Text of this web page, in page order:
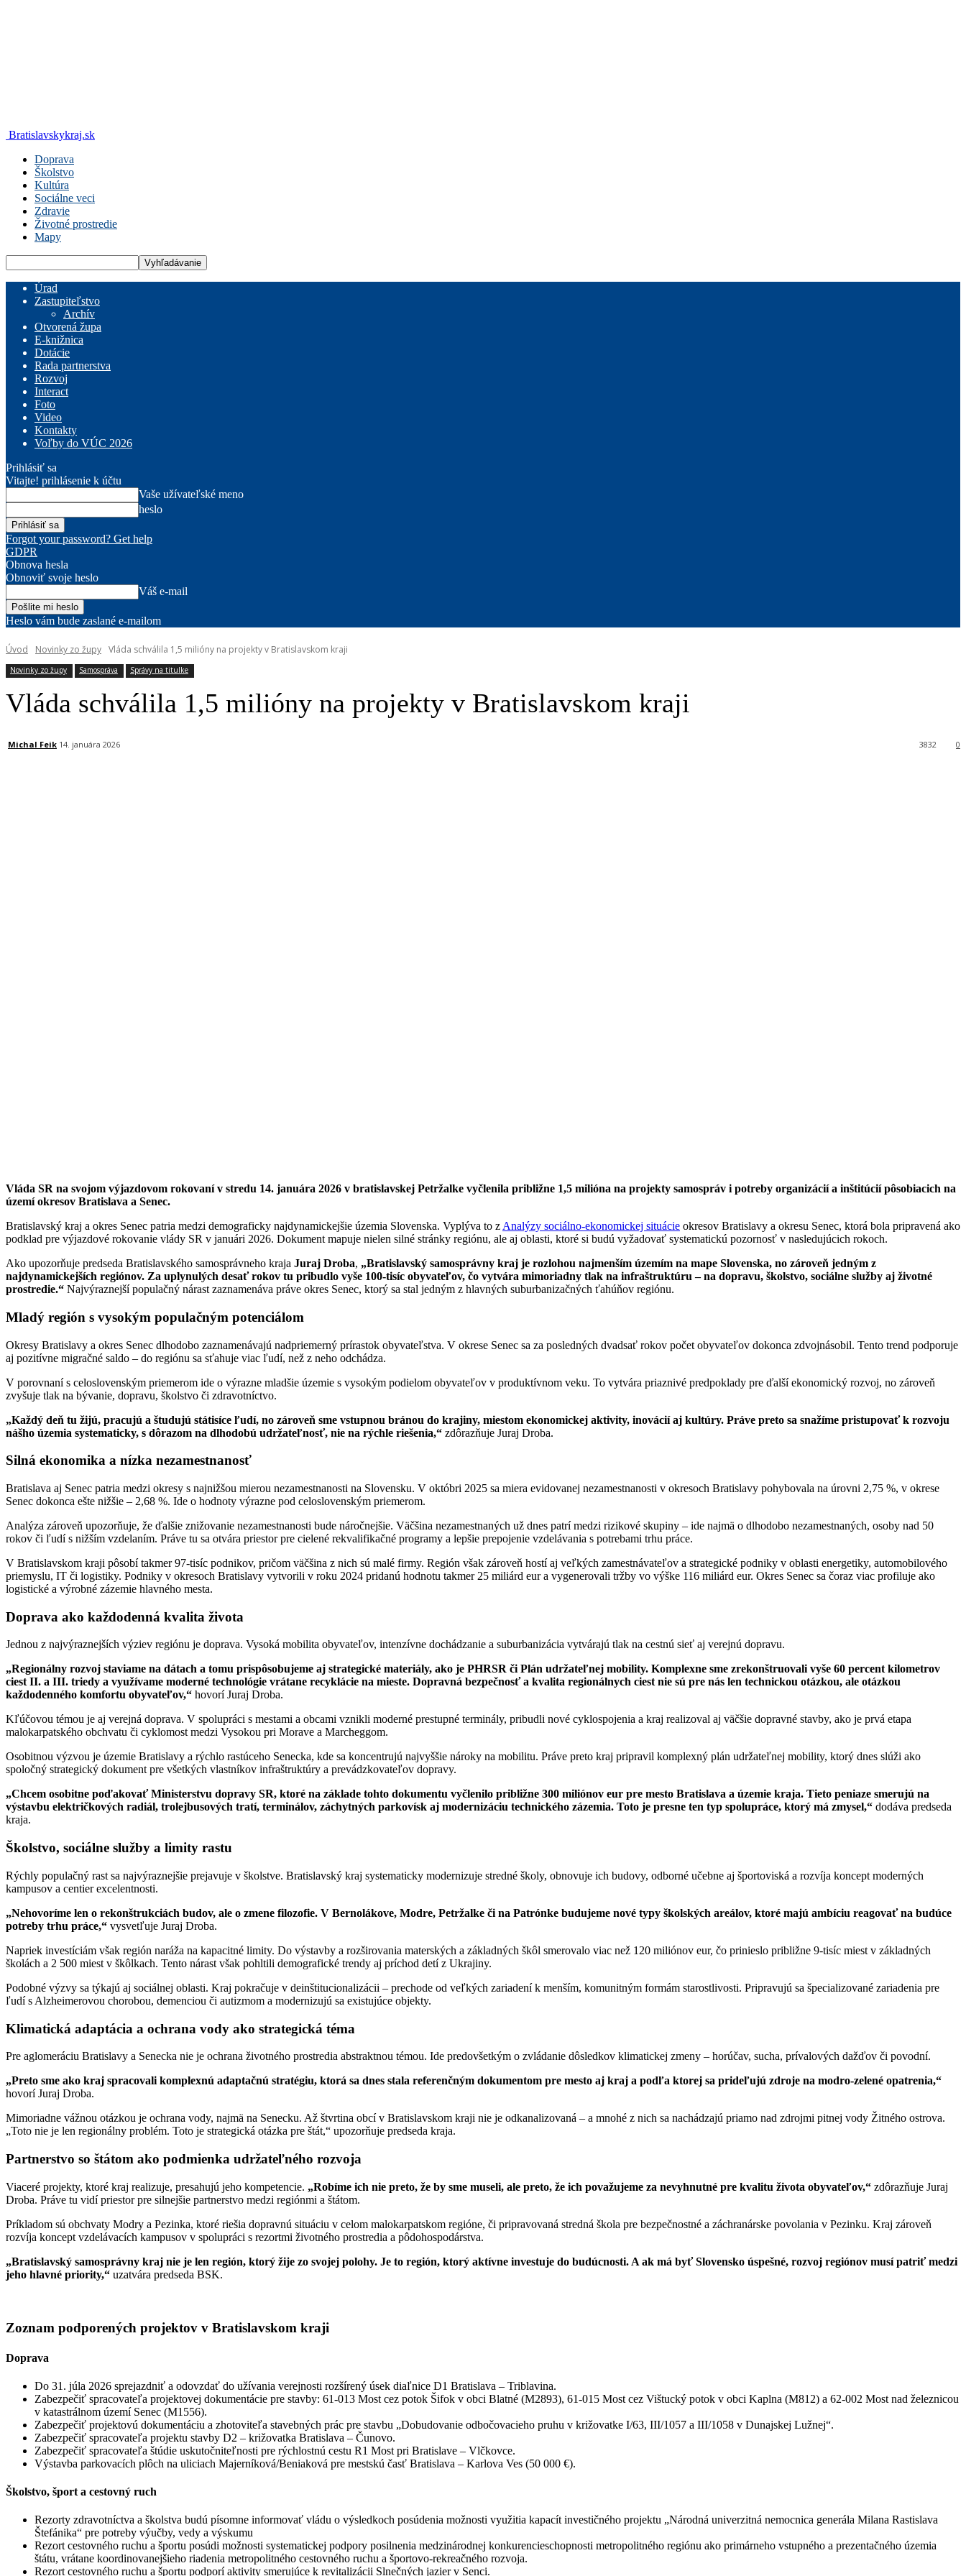
Bratislavskykraj.sk
Doprava
Školstvo
Kultúra
Sociálne veci
Zdravie
Životné prostredie
Mapy
Úrad
Zastupiteľstvo
Archív
Otvorená župa
E-knižnica
Dotácie
Rada partnerstva
Rozvoj
Interact
Foto
Video
Kontakty
Voľby do VÚC 2026
Prihlásiť sa
Vitajte! prihlásenie k účtu
Vaše užívateľské meno
heslo
Forgot your password? Get help
GDPR
Obnova hesla
Obnoviť svoje heslo
Váš e-mail
Heslo vám bude zaslané e-mailom
Úvod Novinky zo župy Vláda schválila 1,5 milióny na projekty v Bratislavskom kraji
Novinky zo župy Samospráva Správy na titulke
Vláda schválila 1,5 milióny na projekty v Bratislavskom kraji
Michal Feik 14. januára 2026 0
3832
Vláda SR na svojom výjazdovom rokovaní v stredu 14. januára 2026 v bratislavskej Petržalke vyčlenila približne 1,5 milióna na projekty samospráv i potreby organizácií a inštitúcií pôsobiacich na
území okresov Bratislava a Senec.
Bratislavský kraj a okres Senec patria medzi demograficky najdynamickejšie územia Slovenska. Vyplýva to z Analýzy sociálno-ekonomickej situácie okresov Bratislavy a okresu Senec, ktorá bola pripravená ako
podklad pre výjazdové rokovanie vlády SR v januári 2026. Dokument mapuje nielen silné stránky regiónu, ale aj oblasti, ktoré si budú vyžadovať systematickú pozornosť v nasledujúcich rokoch.
Ako upozorňuje predseda Bratislavského samosprávneho kraja Juraj Droba, „Bratislavský samosprávny kraj je rozlohou najmenším územím na mape Slovenska, no zároveň jedným z
najdynamickejších regiónov. Za uplynulých desať rokov tu pribudlo vyše 100-tisíc obyvateľov, čo vytvára mimoriadny tlak na infraštruktúru – na dopravu, školstvo, sociálne služby aj životné
prostredie.“ Najvýraznejší populačný nárast zaznamenáva práve okres Senec, ktorý sa stal jedným z hlavných suburbanizačných ťahúňov regiónu.
Mladý región s vysokým populačným potenciálom
Okresy Bratislavy a okres Senec dlhodobo zaznamenávajú nadpriemerný prírastok obyvateľstva. V okrese Senec sa za posledných dvadsať rokov počet obyvateľov dokonca zdvojnásobil. Tento trend podporuje
aj pozitívne migračné saldo – do regiónu sa sťahuje viac ľudí, než z neho odchádza.
V porovnaní s celoslovenským priemerom ide o výrazne mladšie územie s vysokým podielom obyvateľov v produktívnom veku. To vytvára priaznivé predpoklady pre ďalší ekonomický rozvoj, no zároveň
zvyšuje tlak na bývanie, dopravu, školstvo či zdravotníctvo.
„Každý deň tu žijú, pracujú a študujú státisíce ľudí, no zároveň sme vstupnou bránou do krajiny, miestom ekonomickej aktivity, inovácií aj kultúry. Práve preto sa snažíme pristupovať k rozvoju
nášho územia systematicky, s dôrazom na dlhodobú udržateľnosť, nie na rýchle riešenia,“ zdôrazňuje Juraj Droba.
Silná ekonomika a nízka nezamestnanosť
Bratislava aj Senec patria medzi okresy s najnižšou mierou nezamestnanosti na Slovensku. V októbri 2025 sa miera evidovanej nezamestnanosti v okresoch Bratislavy pohybovala na úrovni 2,75 %, v okrese
Senec dokonca ešte nižšie – 2,68 %. Ide o hodnoty výrazne pod celoslovenským priemerom.
Analýza zároveň upozorňuje, že ďalšie znižovanie nezamestnanosti bude náročnejšie. Väčšina nezamestnaných už dnes patrí medzi rizikové skupiny – ide najmä o dlhodobo nezamestnaných, osoby nad 50
rokov či ľudí s nižším vzdelaním. Práve tu sa otvára priestor pre cielené rekvalifikačné programy a lepšie prepojenie vzdelávania s potrebami trhu práce.
V Bratislavskom kraji pôsobí takmer 97-tisíc podnikov, pričom väčšina z nich sú malé firmy. Región však zároveň hostí aj veľkých zamestnávateľov a strategické podniky v oblasti energetiky, automobilového
priemyslu, IT či logistiky. Podniky v okresoch Bratislavy vytvorili v roku 2024 pridanú hodnotu takmer 25 miliárd eur a vygenerovali tržby vo výške 116 miliárd eur. Okres Senec sa čoraz viac profiluje ako
logistické a výrobné zázemie hlavného mesta.
Doprava ako každodenná kvalita života
Jednou z najvýraznejších výziev regiónu je doprava. Vysoká mobilita obyvateľov, intenzívne dochádzanie a suburbanizácia vytvárajú tlak na cestnú sieť aj verejnú dopravu.
„Regionálny rozvoj staviame na dátach a tomu prispôsobujeme aj strategické materiály, ako je PHRSR či Plán udržateľnej mobility. Komplexne sme zrekonštruovali vyše 60 percent kilometrov
ciest II. a III. triedy a využívame moderné technológie vrátane recyklácie na mieste. Dopravná bezpečnosť a kvalita regionálnych ciest nie sú pre nás len technickou otázkou, ale otázkou
každodenného komfortu obyvateľov,“ hovorí Juraj Droba.
Kľúčovou témou je aj verejná doprava. V spolupráci s mestami a obcami vznikli moderné prestupné terminály, pribudli nové cyklospojenia a kraj realizoval aj väčšie dopravné stavby, ako je prvá etapa
malokarpatského obchvatu či cyklomost medzi Vysokou pri Morave a Marcheggom.
Osobitnou výzvou je územie Bratislavy a rýchlo rastúceho Senecka, kde sa koncentrujú najvyššie nároky na mobilitu. Práve preto kraj pripravil komplexný plán udržateľnej mobility, ktorý dnes slúži ako
spoločný strategický dokument pre všetkých vlastníkov infraštruktúry a prevádzkovateľov dopravy.
„Chcem osobitne poďakovať Ministerstvu dopravy SR, ktoré na základe tohto dokumentu vyčlenilo približne 300 miliónov eur pre mesto Bratislava a územie kraja. Tieto peniaze smerujú na
výstavbu električkových radiál, trolejbusových tratí, terminálov, záchytných parkovísk aj modernizáciu technického zázemia. Toto je presne ten typ spolupráce, ktorý má zmysel,“ dodáva predseda
kraja.
Školstvo, sociálne služby a limity rastu
Rýchly populačný rast sa najvýraznejšie prejavuje v školstve. Bratislavský kraj systematicky modernizuje stredné školy, obnovuje ich budovy, odborné učebne aj športoviská a rozvíja koncept moderných
kampusov a centier excelentnosti.
„Nehovoríme len o rekonštrukciách budov, ale o zmene filozofie. V Bernolákove, Modre, Petržalke či na Patrónke budujeme nové typy školských areálov, ktoré majú ambíciu reagovať na budúce
potreby trhu práce,“ vysvetľuje Juraj Droba.
Napriek investíciám však región naráža na kapacitné limity. Do výstavby a rozširovania materských a základných škôl smerovalo viac než 120 miliónov eur, čo prinieslo približne 9-tisíc miest v základných
školách a 2 500 miest v škôlkach. Tento nárast však pohltili demografické trendy aj príchod detí z Ukrajiny.
Podobné výzvy sa týkajú aj sociálnej oblasti. Kraj pokračuje v deinštitucionalizácii – prechode od veľkých zariadení k menším, komunitným formám starostlivosti. Pripravujú sa špecializované zariadenia pre
ľudí s Alzheimerovou chorobou, demenciou či autizmom a modernizujú sa existujúce objekty.
Klimatická adaptácia a ochrana vody ako strategická téma
Pre aglomeráciu Bratislavy a Senecka nie je ochrana životného prostredia abstraktnou témou. Ide predovšetkým o zvládanie dôsledkov klimatickej zmeny – horúčav, sucha, prívalových dažďov či povodní.
„Preto sme ako kraj spracovali komplexnú adaptačnú stratégiu, ktorá sa dnes stala referenčným dokumentom pre mesto aj kraj a podľa ktorej sa prideľujú zdroje na modro-zelené opatrenia,“
hovorí Juraj Droba.
Mimoriadne vážnou otázkou je ochrana vody, najmä na Senecku. Až štvrtina obcí v Bratislavskom kraji nie je odkanalizovaná – a mnohé z nich sa nachádzajú priamo nad zdrojmi pitnej vody Žitného ostrova.
„Toto nie je len regionálny problém. Toto je strategická otázka pre štát,“ upozorňuje predseda kraja.
Partnerstvo so štátom ako podmienka udržateľného rozvoja
Viaceré projekty, ktoré kraj realizuje, presahujú jeho kompetencie. „Robíme ich nie preto, že by sme museli, ale preto, že ich považujeme za nevyhnutné pre kvalitu života obyvateľov,“ zdôrazňuje Juraj
Droba. Práve tu vidí priestor pre silnejšie partnerstvo medzi regiónmi a štátom.
Príkladom sú obchvaty Modry a Pezinka, ktoré riešia dopravnú situáciu v celom malokarpatskom regióne, či pripravovaná stredná škola pre bezpečnostné a záchranárske povolania v Pezinku. Kraj zároveň
rozvíja koncept vzdelávacích kampusov v spolupráci s rezortmi životného prostredia a pôdohospodárstva.
„Bratislavský samosprávny kraj nie je len región, ktorý žije zo svojej polohy. Je to región, ktorý aktívne investuje do budúcnosti. A ak má byť Slovensko úspešné, rozvoj regiónov musí patriť medzi
jeho hlavné priority,“ uzatvára predseda BSK.
Zoznam podporených projektov v Bratislavskom kraji
Doprava
Do 31. júla 2026 sprejazdniť a odovzdať do užívania verejnosti rozšírený úsek diaľnice D1 Bratislava – Triblavina.
Zabezpečiť spracovateľa projektovej dokumentácie pre stavby: 61-013 Most cez potok Šifok v obci Blatné (M2893), 61-015 Most cez Vištucký potok v obci Kaplna (M812) a 62-002 Most nad železnicou
v katastrálnom území Senec (M1556).
Zabezpečiť projektovú dokumentáciu a zhotoviteľa stavebných prác pre stavbu „Dobudovanie odbočovacieho pruhu v križovatke I/63, III/1057 a III/1058 v Dunajskej Lužnej“.
Zabezpečiť spracovateľa projektu stavby D2 – križovatka Bratislava – Čunovo.
Zabezpečiť spracovateľa štúdie uskutočniteľnosti pre rýchlostnú cestu R1 Most pri Bratislave – Vlčkovce.
Výstavba parkovacích plôch na uliciach Majerníková/Beniaková pre mestskú časť Bratislava – Karlova Ves (50 000 €).
Školstvo, šport a cestovný ruch
Rezorty zdravotníctva a školstva budú písomne informovať vládu o výsledkoch posúdenia možnosti využitia kapacít investičného projektu „Národná univerzitná nemocnica generála Milana Rastislava
Štefánika“ pre potreby výučby, vedy a výskumu
Rezort cestovného ruchu a športu posúdi možnosti systematickej podpory posilnenia medzinárodnej konkurencieschopnosti metropolitného regiónu ako primárneho vstupného a prezentačného územia
štátu, vrátane koordinovanejšieho riadenia metropolitného cestovného ruchu a športovo-rekreačného rozvoja.
Rezort cestovného ruchu a športu podporí aktivity smerujúce k revitalizácii Slnečných jazier v Senci.